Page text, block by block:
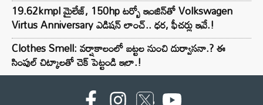
19.62kmpl మైలేజ్, 150hp టర్బో ఇంజిన్‌తో Volkswagen
Virtus Anniversary ఎడిషన్ లాంచ్.. ధర, ఫీచర్లు ఇవే.!
Clothes Smell: వర్షాకాలంలో బట్టల నుంచి దుర్వాసనా.? ఈ
సింపుల్ చిట్కాలతో చెక్ పెట్టండి ఇలా.!